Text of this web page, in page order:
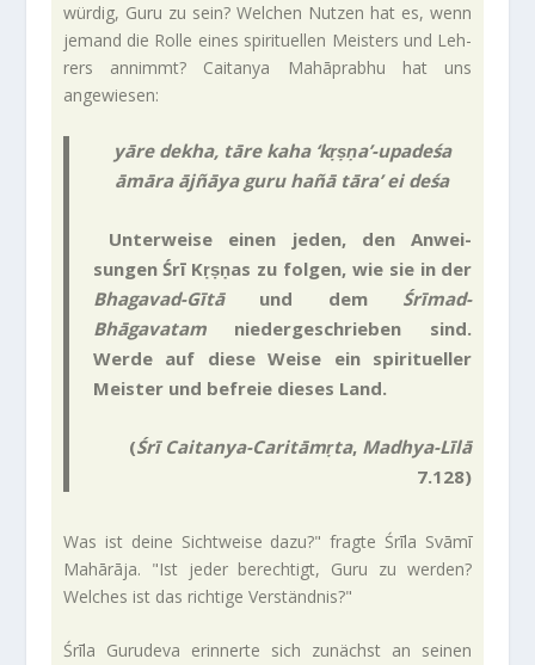
würdig, Guru zu sein? Wel­chen Nutzen hat es, wenn
jemand die Rolle eines spi­ri­tu­ellen Mei­sters und Leh­
rers annimmt? Cai­tanya Mahāprabhu hat uns
angewiesen:
yāre dekha, tāre kaha ‘kṛṣṇa’-upadeśa
āmāra ājñāya guru hañā tāra’ ei deśa
Unter­weise einen jeden, den Anwei­
sungen Śrī Kṛṣṇas zu folgen, wie sie in der
Bhagavad-Gītāund dem Śrīmad-
Bhāgavatamnie­der­ge­schrieben sind.
Werde auf diese Weise ein spi­ri­tu­eller
Mei­ster und befreie dieses Land.
(Śrī Caitanya-Caritāmṛta, Madhya-Līlā
7.128)
Was ist deine Sicht­weise dazu?" fragte Śrīla Svāmī
Mahārāja. "Ist jeder berech­tigt, Guru zu werden?
Wel­ches ist das rich­tige Verständnis?"
Śrīla Guru­deva erin­nerte sich zunächst an seinen